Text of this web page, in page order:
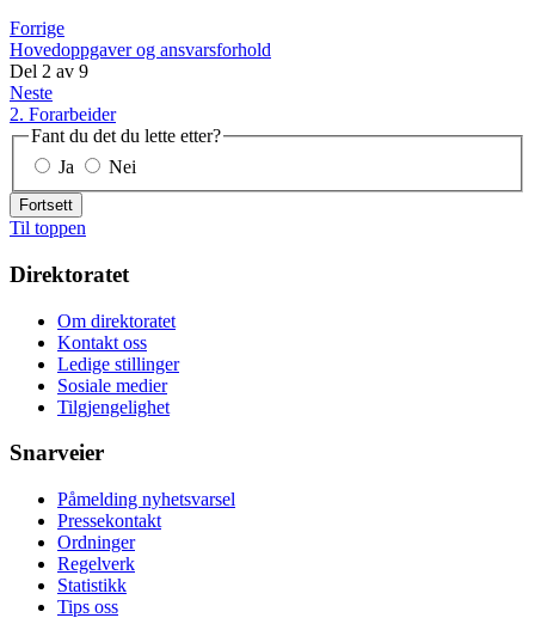
Forrige
Hovedoppgaver og ansvarsforhold
Del 2 av 9
Neste
2. Forarbeider
Fant du det du lette etter?
Ja
Nei
Fortsett
Til toppen
Direktoratet
Om direktoratet
Kontakt oss
Ledige stillinger
Sosiale medier
Tilgjengelighet
Snarveier
Påmelding nyhetsvarsel
Pressekontakt
Ordninger
Regelverk
Statistikk
Tips oss